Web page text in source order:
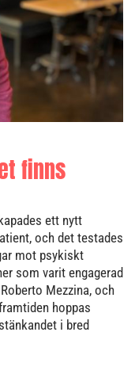
finns
ett nytt
och det testades
mot psykiskt
som varit engagerad
Mezzina, och
hoppas
i bred